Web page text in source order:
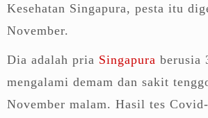
Kesehatan Singapura, pesta itu
November.
Dia adalah pria Singapura berusia
mengalami demam dan sakit
November malam. Hasil tes